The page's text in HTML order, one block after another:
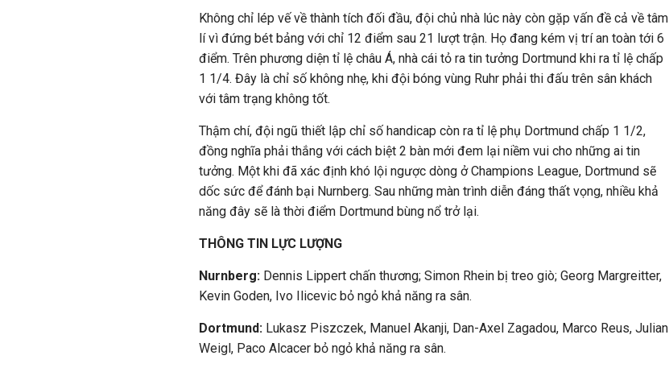
Không chỉ lép vế về thành tích đối đầu, đội chủ nhà lúc này còn gặp vấn đề cả về tâm
lí vì đứng bét bảng với chỉ 12 điểm sau 21 lượt trận. Họ đang kém vị trí an toàn tới 6
điểm. Trên phương diện tỉ lệ châu Á, nhà cái tỏ ra tin tưởng Dortmund khi ra tỉ lệ chấp
1 1/4. Đây là chỉ số không nhẹ, khi đội bóng vùng Ruhr phải thi đấu trên sân khách
với tâm trạng không tốt.
Thậm chí, đội ngũ thiết lập chỉ số handicap còn ra tỉ lệ phụ Dortmund chấp 1 1/2,
đồng nghĩa phải thắng với cách biệt 2 bàn mới đem lại niềm vui cho những ai tin
tưởng. Một khi đã xác định khó lội ngược dòng ở Champions League, Dortmund sẽ
dốc sức để đánh bại Nurnberg. Sau những màn trình diễn đáng thất vọng, nhiều khả
năng đây sẽ là thời điểm Dortmund bùng nổ trở lại.
THÔNG TIN LỰC LƯỢNG
Nurnberg: Dennis Lippert chấn thương; Simon Rhein bị treo giò; Georg Margreitter,
Kevin Goden, Ivo Ilicevic bỏ ngỏ khả năng ra sân.
Dortmund: Lukasz Piszczek, Manuel Akanji, Dan-Axel Zagadou, Marco Reus, Julian
Weigl, Paco Alcacer bỏ ngỏ khả năng ra sân.